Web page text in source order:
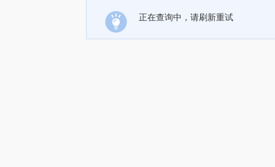
正在查询中，请刷新重试